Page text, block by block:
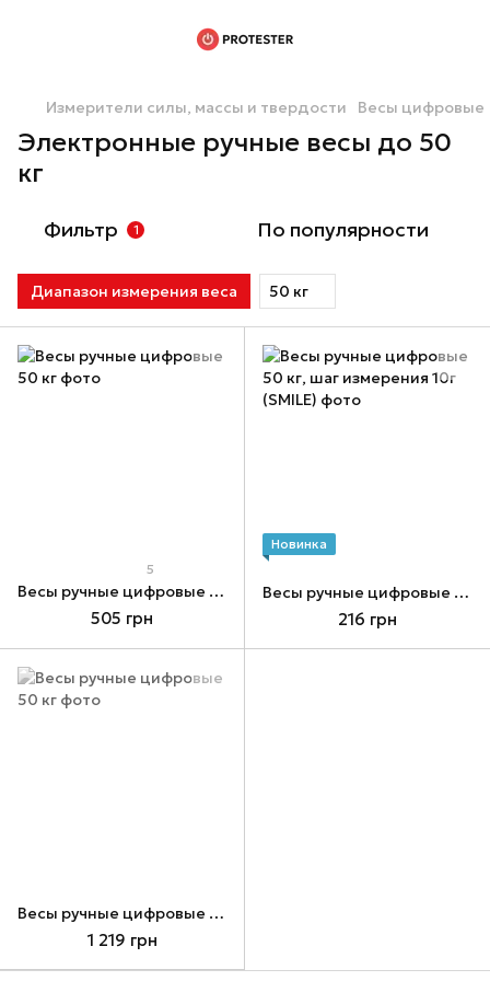
Измерители силы, массы и твердости Весы цифровые
Электронные ручные весы до 50
кг
Фильтр 1 По популярности
Диапазон измерения веса 50 кг
5
Весы ручные цифровые 50 кг
505 грн
Новинка
Весы ручные цифровые 50 кг, шаг измерения 10г (SMILE)
216 грн
Весы ручные цифровые 50 кг
1 219 грн